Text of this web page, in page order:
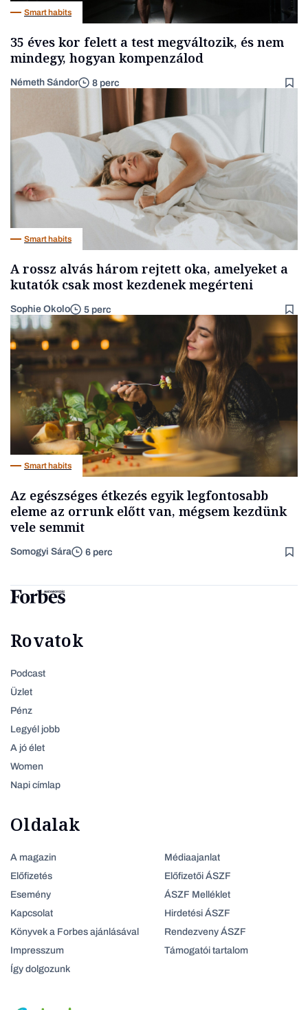
Smart habits
35 éves kor felett a test megváltozik, és nem
mindegy, hogyan kompenzálod
Németh Sándor 8 perc
Smart habits
A rossz alvás három rejtett oka, amelyeket a
kutatók csak most kezdenek megérteni
Sophie Okolo 5 perc
Smart habits
Az egészséges étkezés egyik legfontosabb
eleme az orrunk előtt van, mégsem kezdünk
vele semmit
Somogyi Sára 6 perc
Rovatok
Podcast
Üzlet
Pénz
Legyél jobb
A jó élet
Women
Napi címlap
Oldalak
A magazin
Előfizetés
Esemény
Kapcsolat
Könyvek a Forbes ajánlásával
Impresszum
Így dolgozunk
Médiaajanlat
Előfizetői ÁSZF
ÁSZF Melléklet
Hirdetési ÁSZF
Rendezveny ÁSZF
Támogatói tartalom